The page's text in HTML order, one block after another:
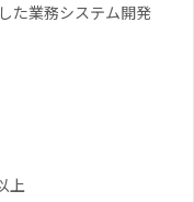
た業務システム開発
上